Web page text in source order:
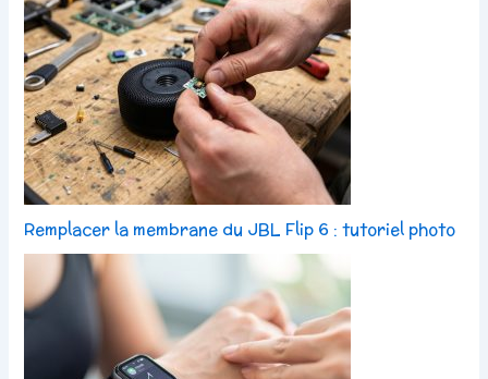
Remplacer la membrane du JBL Flip 6 : tutoriel photo